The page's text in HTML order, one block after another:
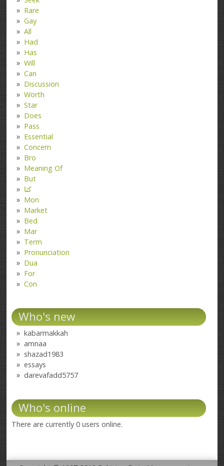
Rare
Gay
All
Had
Has
Will
Can
Discussion
Worth
Star
Does
Pass
Essential
Concern
Bro
Meaning Of
But
کتا
Mon
Market
Bed
Mar
Term
Pronunciation
Dua
For
Con
Who's new
kabarmakkah
amnaa
shazad1983
essays
darevafadd5757
Who's online
There are currently 0 users online.